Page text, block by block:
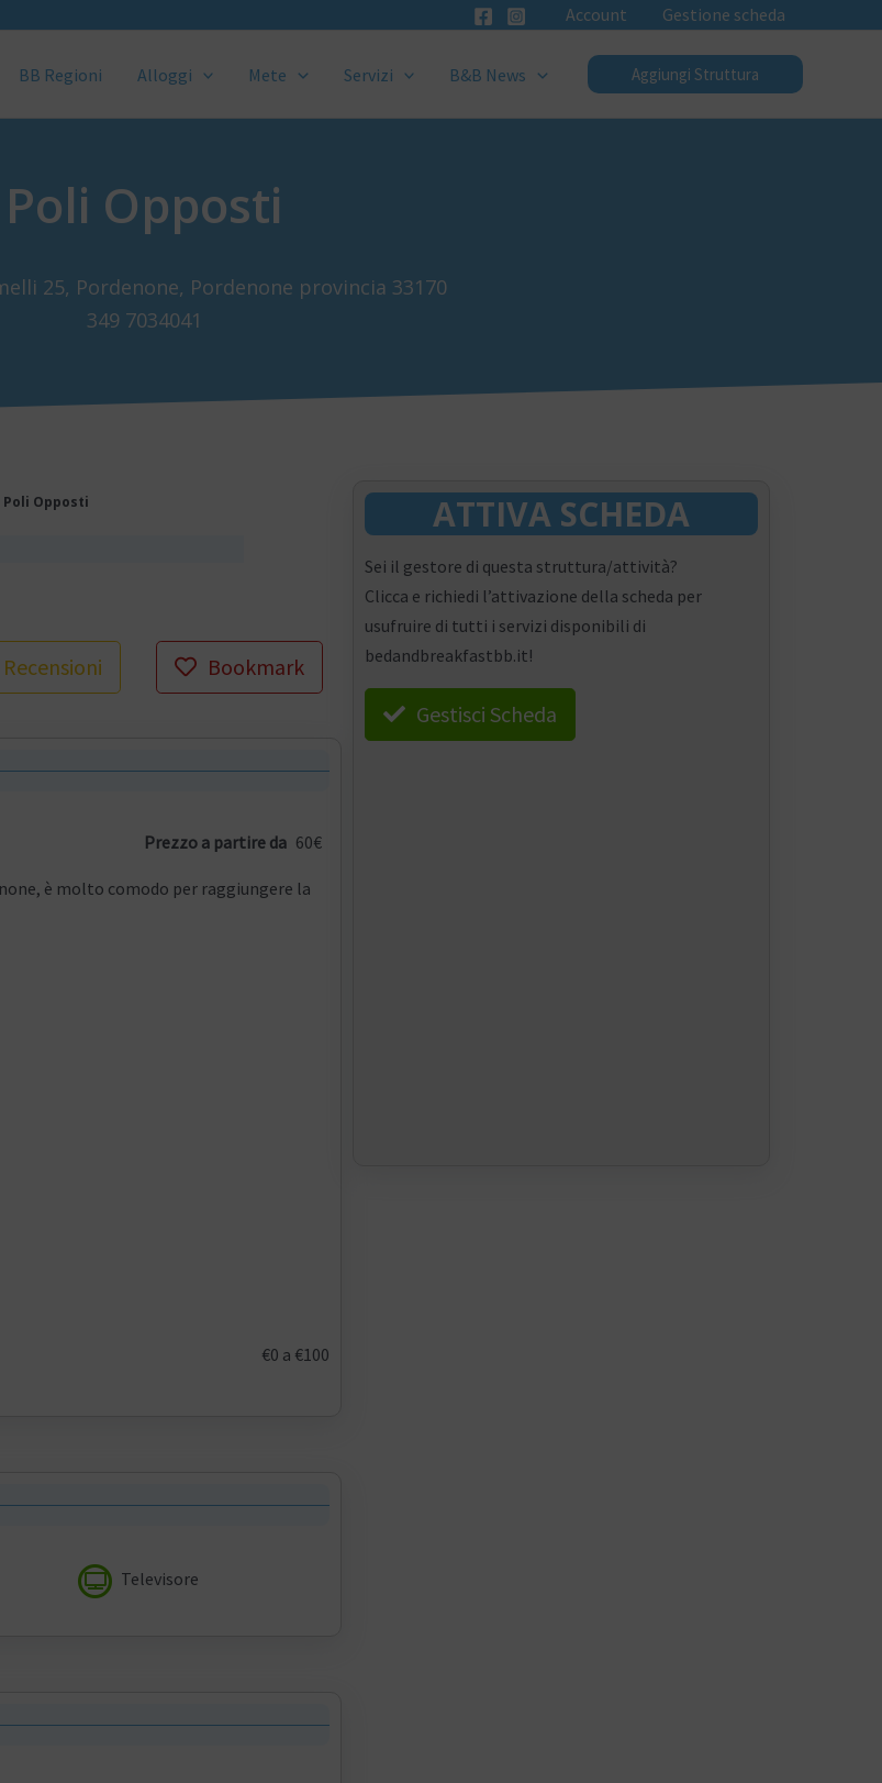
Account Gestione scheda
BB Regioni Alloggi Mete Servizi B&B News Aggiungi Struttura
Poli Opposti
25, Pordenone, Pordenone provincia 33170
349 7034041
Poli Opposti
Recensioni Bookmark
Prezzo a partire da 60€
è molto comodo per raggiungere la
€0 a €100
Televisore
ATTIVA SCHEDA
Sei il gestore di questa struttura/attività?
Clicca e richiedi l’attivazione della scheda per
usufruire di tutti i servizi disponibili di
bedandbreakfastbb.it!
Gestisci Scheda